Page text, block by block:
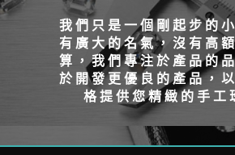
我們只是一個剛起步的
有廣大的名氣，沒有高
算，我們專注於產品的
於開發更優良的產品，
格提供您精緻的手工